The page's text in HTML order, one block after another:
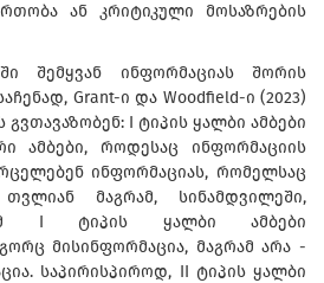
ან კრიტიკული მოსაზრების
შემყვან ინფორმაციას შორის
Grant-ი და Woodfield-ი (2023)
გვთავაზობენ: I ტიპის ყალბი ამბები
ამბები, როდესაც ინფორმაციის
ინფორმაციას, რომელსაც
მაგრამ, სინამდვილეში,
I ტიპის ყალბი ამბები
მისინფორმაცია, მაგრამ არა -
საპირისპიროდ, II ტიპის ყალბი